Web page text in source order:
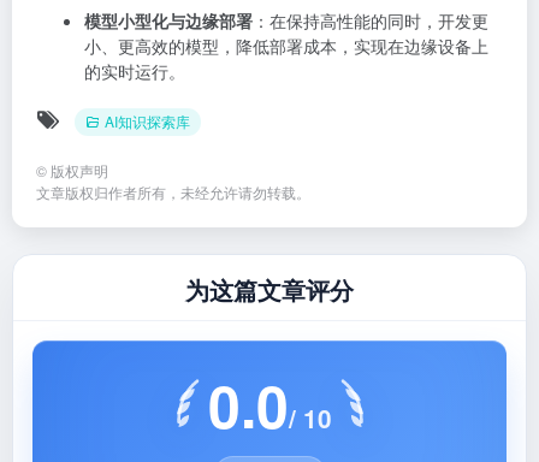
模型小型化与边缘部署 ：在保持高性能的同时，开发更
小、更高效的模型，降低部署成本，实现在边缘设备上
的实时运行。
AI知识探索库
© 版权声明
文章版权归作者所有，未经允许请勿转载。
为这篇文章评分
0.0/ 10